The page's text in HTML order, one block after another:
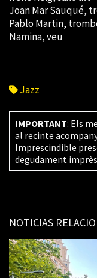
Joan Mar Sauqué,
Pablo Martin,
Namina, veu
Jazz
IMPORTANT: Els
al recinte
Imprescindible
degudament
NOTICIAS